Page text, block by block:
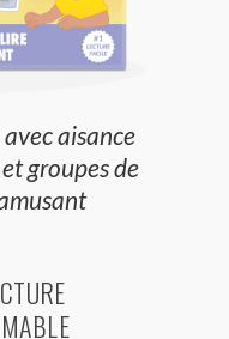
aisance
groupes de